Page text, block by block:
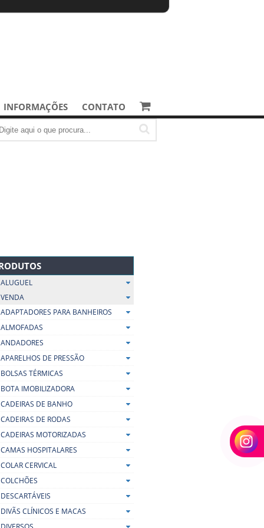
INFORMAÇÕES CONTATO
BOTA IMOBILIZADORA
– HIDROLIGHT –
ALUGUEL
VENDA
ADAPTADORES PARA BANHEIROS
ALMOFADAS
ANDADORES
APARELHOS DE PRESSÃO
BOLSAS TÉRMICAS
BOTA IMOBILIZADORA
CADEIRAS DE BANHO
CADEIRAS DE RODAS
CADEIRAS MOTORIZADAS
CAMAS HOSPITALARES
COLAR CERVICAL
COLCHÕES
DESCARTÁVEIS
DIVÃS CLÍNICOS E MACAS